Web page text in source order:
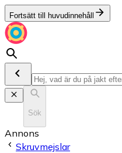
Fortsätt till huvudinnehåll
Sök
Annons
Skruvmejslar